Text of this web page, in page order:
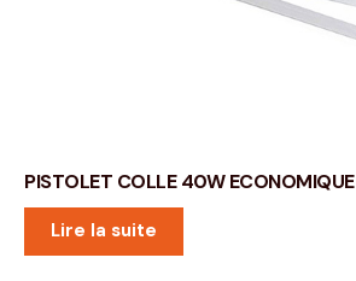
PISTOLET COLLE 40W ECONOMIQUE
Lire la suite